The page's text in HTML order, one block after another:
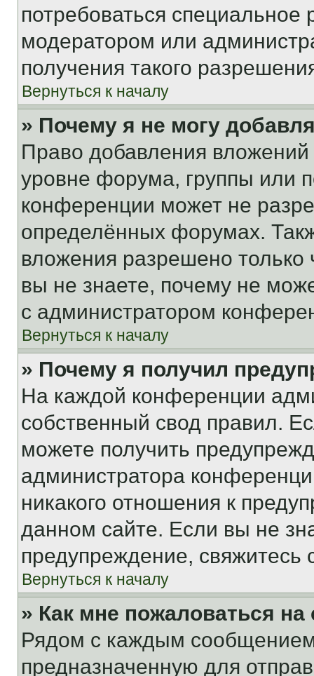
потребоваться
модератором или
получения такого
Вернуться к началу
» Почему я не могу
Право добавления
уровне форума, группы или
конференции может не
определённых форумах.
вложения разрешено
вы не знаете, почему не
с администратором
Вернуться к началу
» Почему я получил
На каждой конференции
собственный свод правил.
можете получить
администратора
никакого отношения к
данном сайте. Если вы не
предупреждение,
Вернуться к началу
» Как мне пожаловаться
Рядом с каждым сообщением
предназначенную для